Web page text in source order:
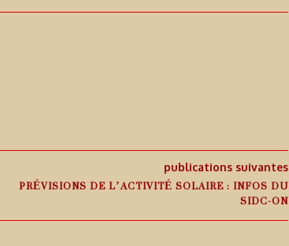
publications suivantes
PRÉVISIONS DE L’ACTIVITÉ SOLAIRE : INFOS DU
SIDC-ON